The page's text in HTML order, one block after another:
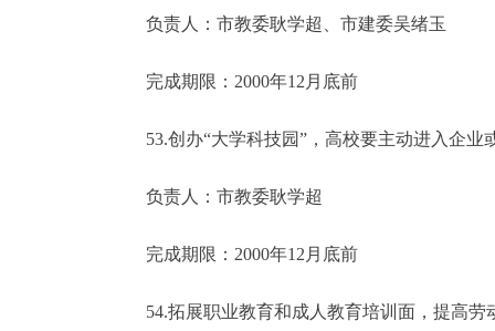
负责人：市教委耿学超、市建委吴绪玉
完成期限：2000年12月底前
53.创办“大学科技园”，高校要主动进入企业
负责人：市教委耿学超
完成期限：2000年12月底前
54.拓展职业教育和成人教育培训面，提高劳